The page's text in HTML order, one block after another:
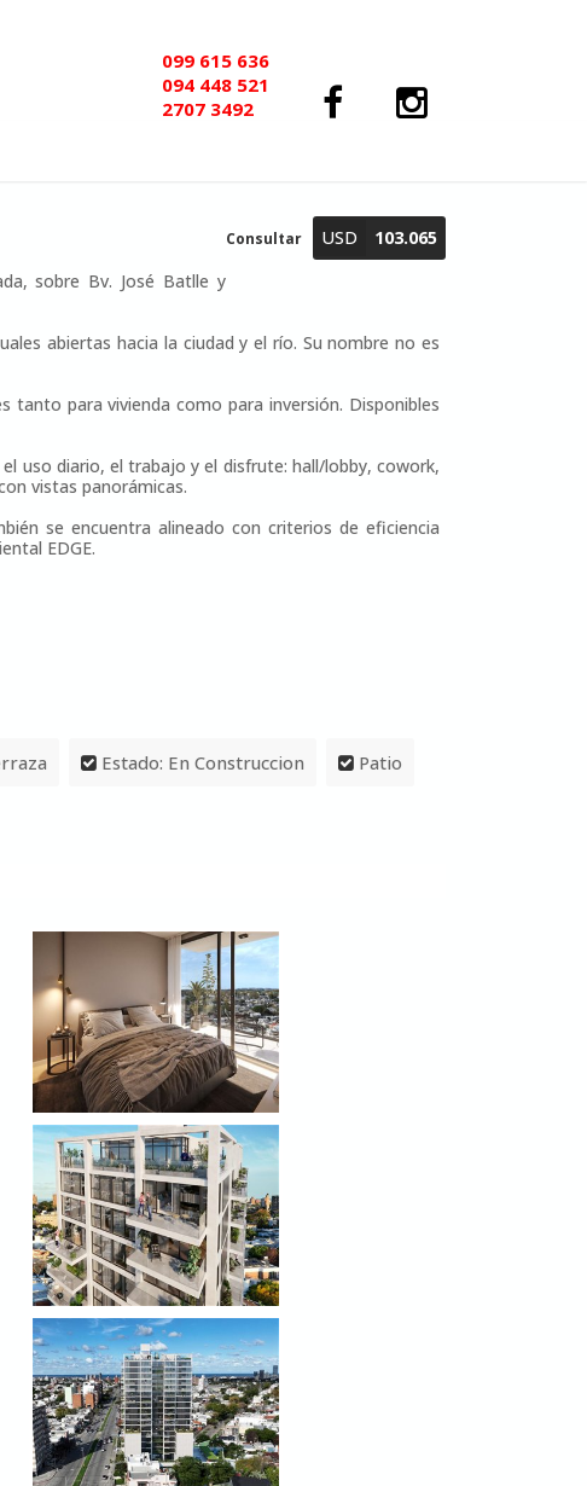
099 615 636
094 448 521
2707 3492
Consultar USD
103.065
sobre Bv. José Batlle y
abiertas hacia la ciudad y el río. Su nombre no es
para vivienda como para inversión. Disponibles
uso diario, el trabajo y el disfrute: hall/lobby, cowork,
vistas panorámicas.
se encuentra alineado con criterios de eficiencia
EDGE.
Estado: En Construccion Patio